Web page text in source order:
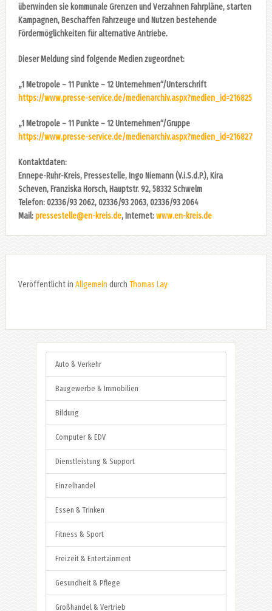
überwinden sie kommunale Grenzen und Verzahnen Fahrpläne, starten
Kampagnen, Beschaffen Fahrzeuge und Nutzen bestehende
Fördermöglichkeiten für alternative Antriebe.
Dieser Meldung sind folgende Medien zugeordnet:
„1 Metropole – 11 Punkte – 12 Unternehmen“/Unterschrift
https://www.presse-service.de/medienarchiv.aspx?medien_id=216825
„1 Metropole – 11 Punkte – 12 Unternehmen“/Gruppe
https://www.presse-service.de/medienarchiv.aspx?medien_id=216827
Kontaktdaten:
Ennepe-Ruhr-Kreis, Pressestelle, Ingo Niemann (V.i.S.d.P.), Kira
Scheven, Franziska Horsch, Hauptstr. 92, 58332 Schwelm
Telefon: 02336/93 2062, 02336/93 2063, 02336/93 2064
Mail:pressestelle@en-kreis.de, Internet:www.en-kreis.de
Veröffentlicht in Allgemein durch Thomas Lay
Auto & Verkehr
Baugewerbe & Immobilien
Bildung
Computer & EDV
Dienstleistung & Support
Einzelhandel
Essen & Trinken
Fitness & Sport
Freizeit & Entertainment
Gesundheit & Pflege
Großhandel & Vertrieb